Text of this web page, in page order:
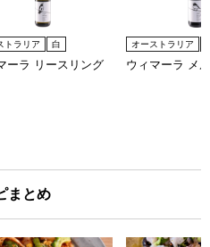
トラリア 白
ーラ リースリング
オーストラリア
ウィマーラ メ
まとめ